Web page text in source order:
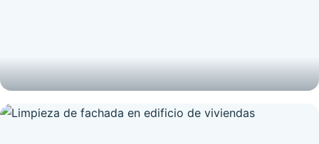
Limpieza de fachada — tratamiento vertical